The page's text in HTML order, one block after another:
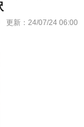
更新： 24/07/24 06:00